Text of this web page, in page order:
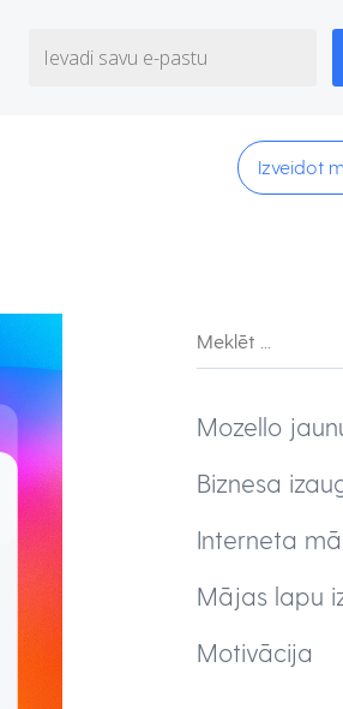
Izveidot
Mozello
Biznesa
Interneta
Mājas lapu
Motivācija